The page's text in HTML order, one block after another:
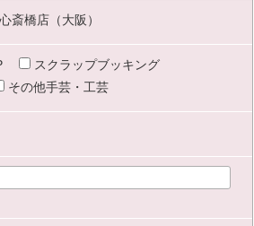
斎橋店（大阪）
スクラップブッキング
その他手芸・工芸